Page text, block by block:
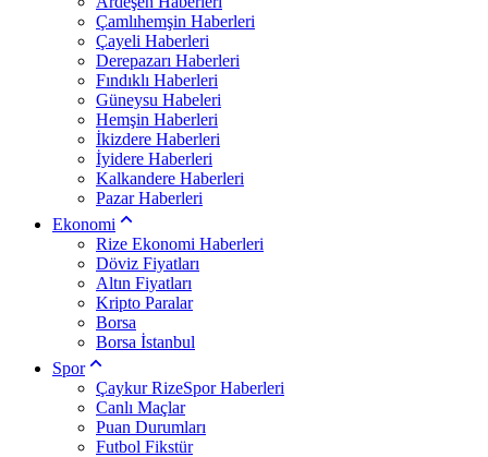
Çamlıhemşin Haberleri
Çayeli Haberleri
Derepazarı Haberleri
Fındıklı Haberleri
Güneysu Habeleri
Hemşin Haberleri
İkizdere Haberleri
İyidere Haberleri
Kalkandere Haberleri
Pazar Haberleri
Ekonomi
Rize Ekonomi Haberleri
Döviz Fiyatları
Altın Fiyatları
Kripto Paralar
Borsa
Borsa İstanbul
Spor
Çaykur RizeSpor Haberleri
Canlı Maçlar
Puan Durumları
Futbol Fikstür